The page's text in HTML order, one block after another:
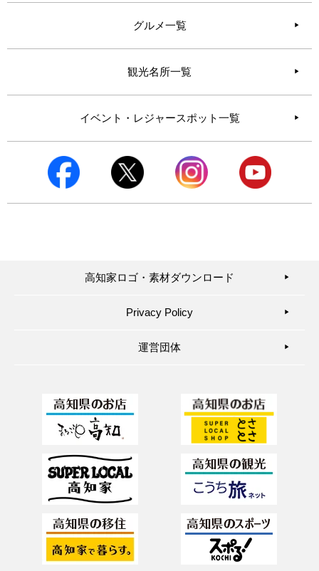
グルメ一覧
観光名所一覧
イベント・レジャースポット一覧
高知家ロゴ・素材ダウンロード ▶︎
Privacy Policy ▶︎
運営団体 ▶︎